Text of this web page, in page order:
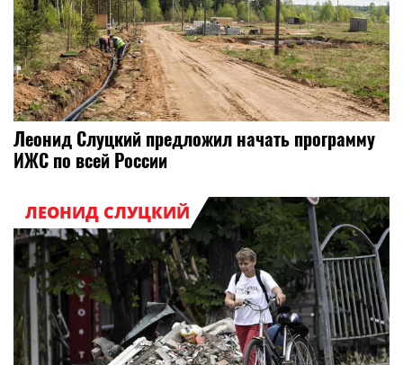
Леонид Слуцкий предложил начать программу
ИЖС по всей России
ЛЕОНИД СЛУЦКИЙ